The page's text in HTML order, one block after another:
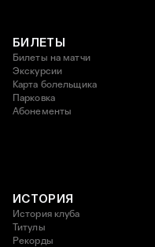
БИЛЕТЫ
Билеты на матчи
Экскурсии
Карта болельщика
Парковка
Абонементы
ИСТОРИЯ
История клуба
Титулы
Рекорды